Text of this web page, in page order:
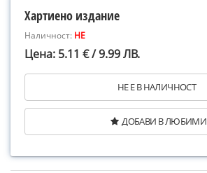
Хартиено издание
Наличност: НЕ
Цена: 5.11 € / 9.99 ЛВ.
НЕ Е В НАЛИЧНОСТ
ДОБАВИ В ЛЮБИМИ